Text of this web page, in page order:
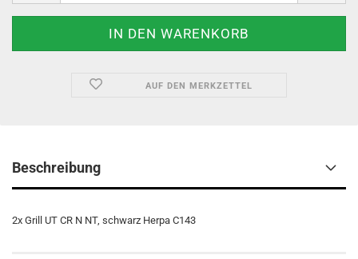
AUF DEN MERKZETTEL
Beschreibung
2x Grill UT CR N NT, schwarz Herpa C143